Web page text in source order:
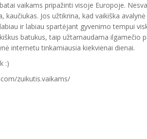
vaikams pripažinti visoje Europoje.
kaučiukas. Jos užtikrina, kad vaikiška
ir labiau spartėjant gyvenimo tempui
batukus, taip užtarnaudama ilgamečio
internetu tinkamiausia kiekvienai dienai.
:)
zuikutis.vaikams/